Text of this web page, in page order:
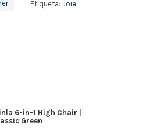
Etiqueta: Joie
6-in-1 High Chair |
Green